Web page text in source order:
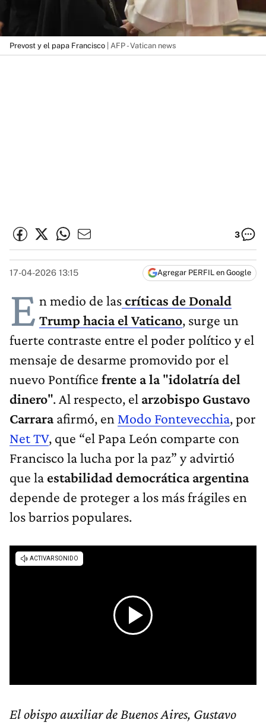
Prevost y el papa Francisco | AFP - Vatican news
3
17-04-2026 13:15 Agregar PERFIL en Google
E n medio de lascríticas de Donald
Trump hacia el Vaticano, surge un
fuerte contraste entre el poder político y el
mensaje de desarme promovido por el
nuevo Pontífice frente a la"idolatría del
dinero". Al respecto, el arzobispo Gustavo
Carraraafirmó, en Modo Fontevecchia, por
Net TV, que “el Papa León comparte con
Francisco la lucha por la paz” y advirtió
que la estabilidad democrática argentina
depende de proteger a los más frágiles en
los barrios populares.
El obispo auxiliar de Buenos Aires, Gustavo